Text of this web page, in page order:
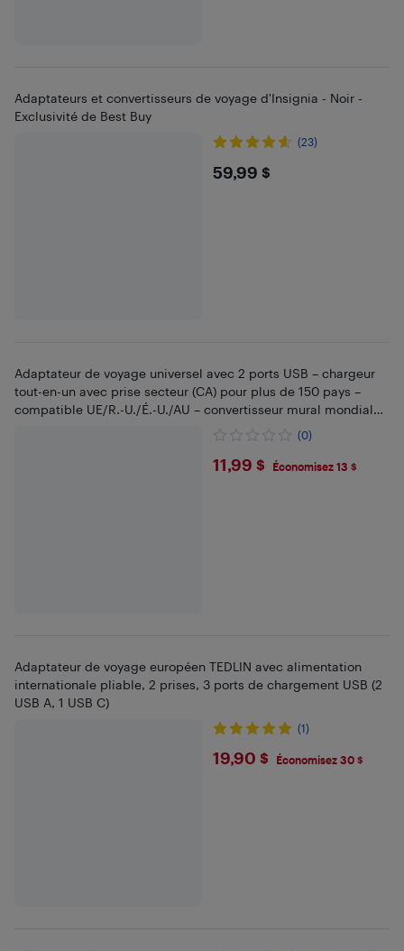
Adaptateurs et convertisseurs de voyage d'Insignia - Noir -
Exclusivité de Best Buy
(23)
$59.99
59,99 $
Adaptateur de voyage universel avec 2 ports USB – chargeur
tout-en-un avec prise secteur (CA) pour plus de 150 pays –
compatible UE/R.-U./É.-U./AU – convertisseur mural mondial
(0)
$11.99
11,99 $ Économisez 13 $
Adaptateur de voyage européen TEDLIN avec alimentation
internationale pliable, 2 prises, 3 ports de chargement USB (2
USB A, 1 USB C)
(1)
$19.9
19,90 $ Économisez 30 $